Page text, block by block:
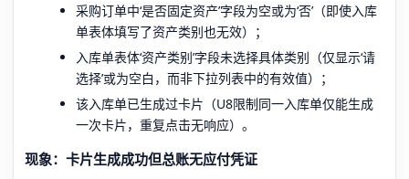
采购订单中‘是否固定资产’字段为空或为‘否’（即使入库
单表体填写了资产类别也无效）；
入库单表体‘资产类别’字段未选择具体类别（仅显示‘请
选择’或为空白，而非下拉列表中的有效值）；
该入库单已生成过卡片（U8限制同一入库单仅能生成
一次卡片，重复点击无响应）。
现象：卡片生成成功但总账无应付凭证